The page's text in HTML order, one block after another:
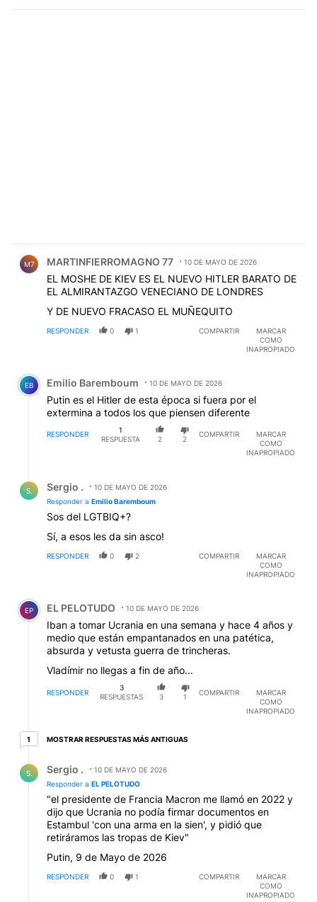
M7 MARTINFIERROMAGNO 77 10 DE MAYO DE 2026
EL MOSHE DE KIEV ES EL NUEVO HITLER BARATO DE
EL ALMIRANTAZGO VENECIANO DE LONDRES
Y DE NUEVO FRACASO EL MUÑEQUITO
RESPONDER 0 1 COMPARTIR
MARCAR
COMO
INAPROPIADO
Comentario de Emilio Baremboum.
EB Emilio Baremboum 10 DE MAYO DE 2026
Putin es el Hitler de esta época si fuera por el
extermina a todos los que piensen diferente
RESPONDER
1
RESPUESTA
2 2
COMPARTIR
MARCAR
COMO
INAPROPIADO
S. Sergio .
10 DE MAYO DE 2026
Responder a Emilio Baremboum
Sos del LGTBIQ+?
Sí, a esos les da sin asco!
RESPONDER 0 2 COMPARTIR
MARCAR
COMO
INAPROPIADO
Comentario de EL PELOTUDO.
EP EL PELOTUDO 10 DE MAYO DE 2026
Iban a tomar Ucrania en una semana y hace 4 años y
medio que están empantanados en una patética,
absurda y vetusta guerra de trincheras.
Vladímir no llegas a fin de año...
RESPONDER
3
RESPUESTAS
3 1
COMPARTIR
MARCAR
COMO
INAPROPIADO
11 respuesta más antiguas
MOSTRAR RESPUESTAS MÁS ANTIGUAS
S. Sergio .
10 DE MAYO DE 2026
Responder a EL PELOTUDO
"el presidente de Francia Macron me llamó en 2022 y
dijo que Ucrania no podía firmar documentos en
Estambul 'con una arma en la sien', y pidió que
retiráramos las tropas de Kiev"
Putin, 9 de Mayo de 2026
RESPONDER 0 1 COMPARTIR
MARCAR
COMO
INAPROPIADO